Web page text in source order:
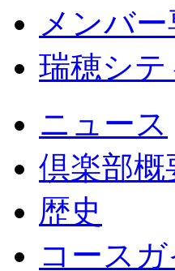
メンバ
瑞穂シ
ニュース
倶楽部概
歴史
コースガ